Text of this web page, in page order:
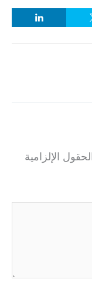
الحقول الإلزامية